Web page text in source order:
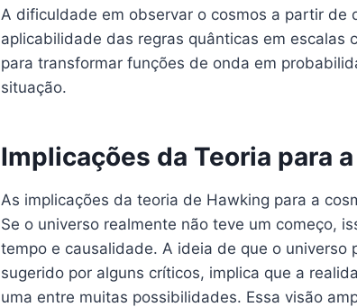
A dificuldade em observar o cosmos a partir de
aplicabilidade das regras quânticas em escalas
para transformar funções de onda em
situação.
Implicações da Teoria para
As implicações da teoria de Hawking para a
Se o universo realmente não teve um começo,
tempo e causalidade. A ideia de que o universo
sugerido por alguns críticos, implica que a
uma entre muitas possibilidades. Essa visão